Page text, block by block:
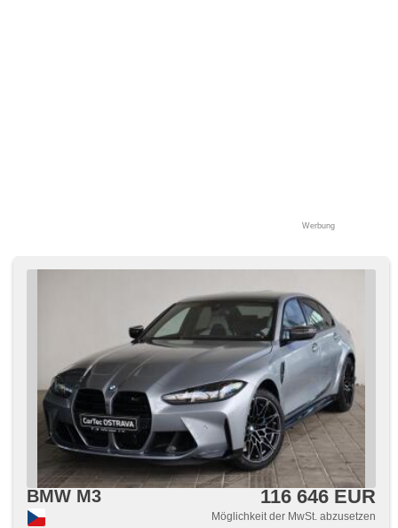
Werbung
BMW M3 116 646 EUR
Möglichkeit der MwSt. abzusetzen